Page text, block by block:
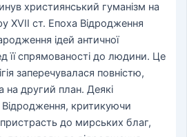
християнський гуманізм на
XVII ст. Епоха Відродження
ідей античної
її спрямованості до людини. Це
заперечувалася повністю,
на другий план. Деякі
критикуючи
пристрасть до мирських благ,